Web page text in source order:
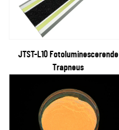
JTST-L10 Fotoluminescerende
Trapneus